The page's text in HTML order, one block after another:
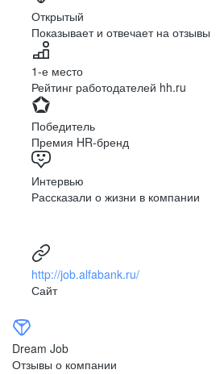
Открытый
Показывает и отвечает на отзывы
1-е место
Рейтинг работодателей hh.ru
Победитель
Премия HR-бренд
Интервью
Рассказали о жизни в компании
http://job.alfabank.ru/
Сайт
Dream Job
Отзывы о компании